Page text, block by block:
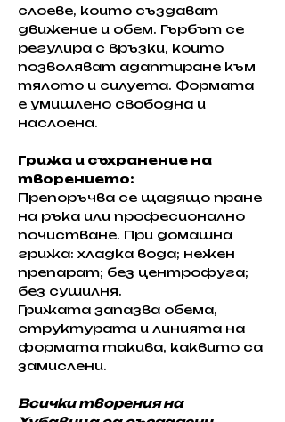
слоеве, които създават
движение и обем. Гърбът се
регулира с връзки, които
позволяват адаптиране към
тялото и силуета. Формата
е умишлено свободна и
наслоена.
Грижа и съхранение на
творението:
Препоръчва се щадящо пране
на ръка или професионално
почистване. При домашна
грижа: хладка вода; нежен
препарат; без центрофуга;
без сушилня.
Грижата запазва обема,
структурата и линията на
формата такива, каквито са
замислени.
Всички творения на